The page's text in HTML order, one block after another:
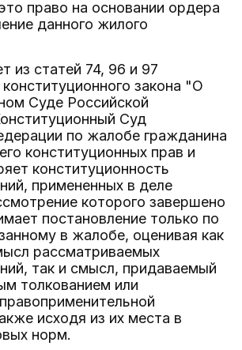
право на основании ордера
данного жилого
из статей 74, 96 и 97
закона "О
Суде Российской
Суд
по жалобе гражданина
конституционных прав и
конституционность
примененных в деле
которого завершено
постановление только по
в жалобе, оценивая как
рассматриваемых
так и смысл, придаваемый
толкованием или
исходя из их места в
норм.